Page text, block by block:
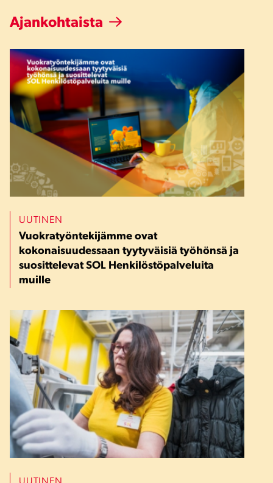
Ajankohtaista
UUTINEN
Vuokratyöntekijämme ovat
kokonaisuudessaan tyytyväisiä työhönsä ja
suosittelevat SOL Henkilöstöpalveluita
muille